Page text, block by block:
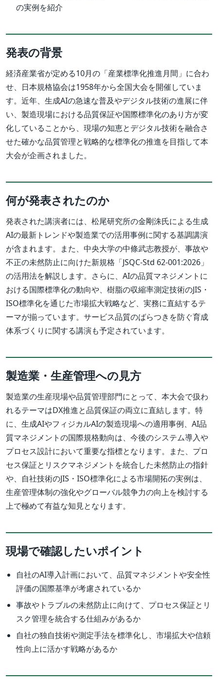
の実例を紹介
発表の背景
経済産業省が定める10月の「産業標準化推進月間」に合わ
せ、日本規格協会は1958年から全国大会を開催していま
す。近年、生成AIの急速な普及やデジタル技術の進展に伴
い、製造現場における品質保証や国際標準化のあり方が変
化していることから、現場の知恵とデジタル技術を融合さ
せた確かな品質管理と戦略的な標準化の推進を目指して本
大会が企画されました。
何が発表されたのか
発表された講演者には、松尾研究所の金剛洙氏による生成
AIの最新トレンドや製造業での活用事例に関する基調講演
が含まれます。また、中央大学の中條武志教授が、事故や
不正の未然防止に向けた新規格「JSQC-Std 62-001:2026」
の活用法を解説します。さらに、AIの品質マネジメントに
おける国際標準化の動向や、樹脂の収縮率測定技術のJIS・
ISO標準化を通じた市場拡大戦略など、実務に直結するテ
ーマが揃っています。サービス品質のばらつきを防ぐ育成
体系づくりに関する講演も予定されています。
製造業・生産管理への見方
製造業の生産現場や品質管理部門にとって、本大会で扱わ
れるテーマはDX推進と品質保証の両立に直結します。特
に、生成AIやフィジカルAIの製造現場への適用事例、AI品
質マネジメントの国際規格動向は、今後のシステム導入や
プロセス設計において重要な指標となります。また、プロ
セス保証とリスクマネジメントを統合した未然防止の指針
や、自社技術のJIS・ISO標準化による市場開拓の実例は、
生産管理体制の強化やグローバル競争力の向上を検討する
上で極めて有益な知見となります。
現場で確認したいポイント
自社のAI導入計画において、品質マネジメントや安全性
評価の国際基準が考慮されているか
事故やトラブルの未然防止に向けて、プロセス保証とリ
スク管理を統合する仕組みがあるか
自社の独自技術や測定手法を標準化し、市場拡大や信頼
性向上に活かす戦略があるか